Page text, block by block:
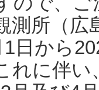
測所（
日から
れに伴い